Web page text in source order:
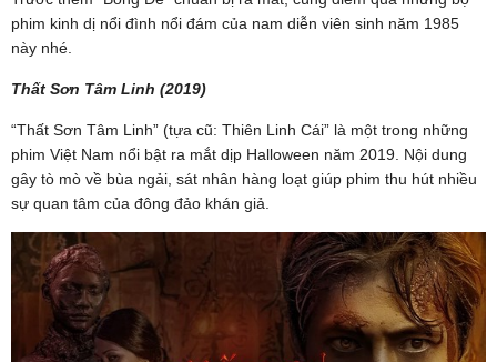
phim kinh dị nổi đình nổi đám của nam diễn viên sinh năm 1985
này nhé.
Thất Sơn Tâm Linh (2019)
“Thất Sơn Tâm Linh” (tựa cũ: Thiên Linh Cái” là một trong những
phim Việt Nam nổi bật ra mắt dịp Halloween năm 2019. Nội dung
gây tò mò về bùa ngải, sát nhân hàng loạt giúp phim thu hút nhiều
sự quan tâm của đông đảo khán giả.